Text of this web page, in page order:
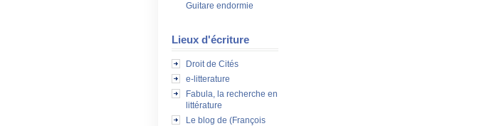
Guitare endormie
Lieux d'écriture
Droit de Cités
e-litterature
Fabula, la recherche en
littérature
Le blog de (François